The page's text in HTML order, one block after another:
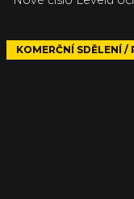
KOMERČNÍ SDĚLENÍ /